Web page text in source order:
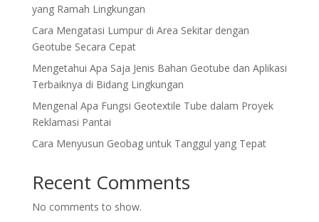
yang Ramah Lingkungan
Cara Mengatasi Lumpur di Area Sekitar dengan
Geotube Secara Cepat
Mengetahui Apa Saja Jenis Bahan Geotube dan Aplikasi
Terbaiknya di Bidang Lingkungan
Mengenal Apa Fungsi Geotextile Tube dalam Proyek
Reklamasi Pantai
Cara Menyusun Geobag untuk Tanggul yang Tepat
Recent Comments
No comments to show.